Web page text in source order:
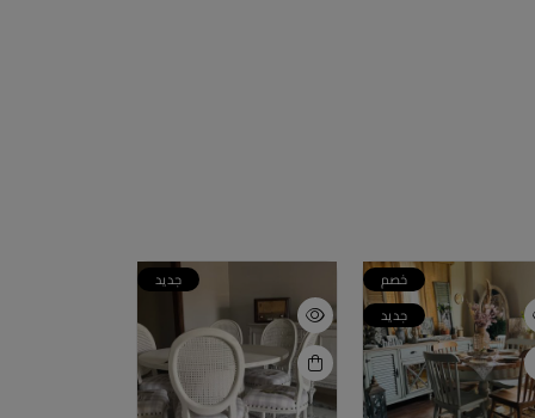
خصم
جديد
جديد